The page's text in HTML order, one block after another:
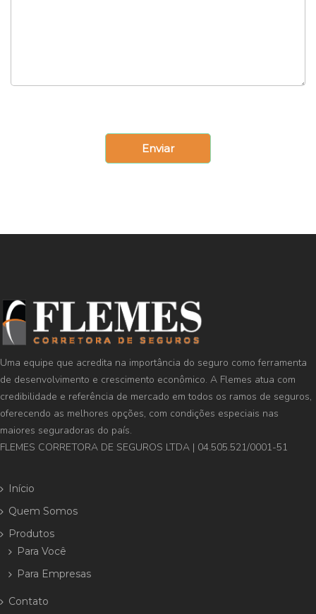
Uma equipe que acredita na importância do seguro como ferramenta
de desenvolvimento e crescimento econômico. A Flemes atua com
credibilidade e referência de mercado em todos os ramos de seguros,
oferecendo as melhores opções, com condições especiais nas
maiores seguradoras do país.
FLEMES CORRETORA DE SEGUROS LTDA | 04.505.521/0001-51
Início
Quem Somos
Produtos
Para Você
Para Empresas
Contato